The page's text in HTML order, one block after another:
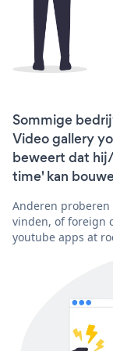
Sommige
Video gallery
beweert dat
time' kan
Anderen proberen
vinden, of foreign
youtube apps at